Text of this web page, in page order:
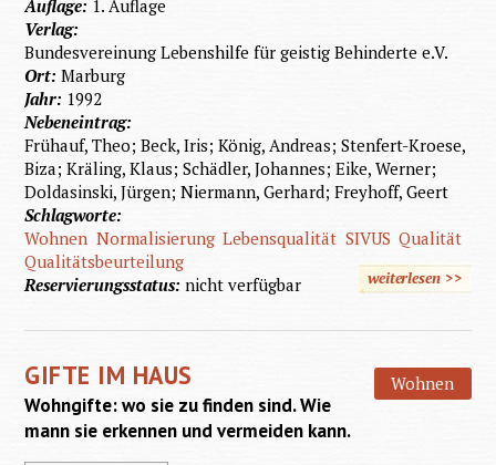
Auflage: 1. Auflage
Verlag:
Bundesvereinung Lebenshilfe für geistig Behinderte e.V.
Ort:Marburg
Jahr: 1992
Nebeneintrag:
Frühauf, Theo; Beck, Iris; König, Andreas; Stenfert-Kroese,
Biza; Kräling, Klaus; Schädler, Johannes; Eike, Werner;
Doldasinski, Jürgen; Niermann, Gerhard; Freyhoff, Geert
Schlagworte:
Wohnen Normalisierung Lebensqualität SIVUS Qualität
Qualitätsbeurteilung
Reservierungsstatus:nicht verfügbar weiterlesen>>
GIFTE IM HAUS Wohnen
Wohngifte: wo sie zu finden sind. Wie
mann sie erkennen und vermeiden kann.